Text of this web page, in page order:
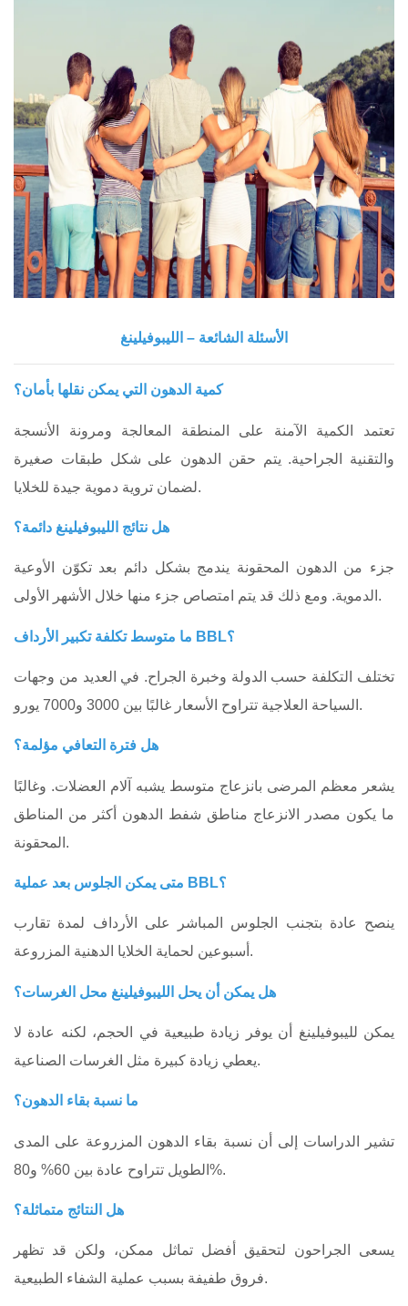
الأسئلة الشائعة – الليبوفيلينغ
كمية الدهون التي يمكن نقلها بأمان؟
تعتمد الكمية الآمنة على المنطقة المعالجة ومرونة الأنسجة
والتقنية الجراحية. يتم حقن الدهون على شكل طبقات صغيرة
لضمان تروية دموية جيدة للخلايا.
هل نتائج الليبوفيلينغ دائمة؟
جزء من الدهون المحقونة يندمج بشكل دائم بعد تكوّن الأوعية
الدموية. ومع ذلك قد يتم امتصاص جزء منها خلال الأشهر الأولى.
ما متوسط تكلفة تكبير الأرداف BBL؟
تختلف التكلفة حسب الدولة وخبرة الجراح. في العديد من وجهات
السياحة العلاجية تتراوح الأسعار غالبًا بين 3000 و7000 يورو.
هل فترة التعافي مؤلمة؟
يشعر معظم المرضى بانزعاج متوسط يشبه آلام العضلات. وغالبًا
ما يكون مصدر الانزعاج مناطق شفط الدهون أكثر من المناطق
المحقونة.
متى يمكن الجلوس بعد عملية BBL؟
ينصح عادة بتجنب الجلوس المباشر على الأرداف لمدة تقارب
أسبوعين لحماية الخلايا الدهنية المزروعة.
هل يمكن أن يحل الليبوفيلينغ محل الغرسات؟
يمكن لليبوفيلينغ أن يوفر زيادة طبيعية في الحجم، لكنه عادة لا
يعطي زيادة كبيرة مثل الغرسات الصناعية.
ما نسبة بقاء الدهون؟
تشير الدراسات إلى أن نسبة بقاء الدهون المزروعة على المدى
الطويل تتراوح عادة بين 60% و80%.
هل النتائج متماثلة؟
يسعى الجراحون لتحقيق أفضل تماثل ممكن، ولكن قد تظهر
فروق طفيفة بسبب عملية الشفاء الطبيعية.